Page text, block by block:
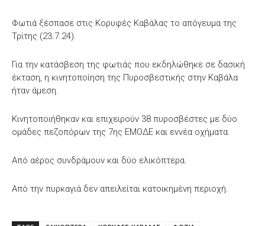
Φωτιά ξέσπασε στις Κορυφές Καβάλας το απόγευμα της
Τρίτης (23.7.24).
Για την κατάσβεση της φωτιάς που εκδηλώθηκε σε δασική
έκταση, η κινητοποίηση της Πυροσβεστικής στην Καβάλα
ήταν άμεση.
Κινητοποιήθηκαν και επιχειρούν 38 πυροσβέστες με δύο
ομάδες πεζοπόρων της 7ης ΕΜΟΔΕ και εννέα οχήματα.
Από αέρος συνδράμουν και δύο ελικόπτερα.
Από την πυρκαγιά δεν απειλείται κατοικημένη περιοχή.